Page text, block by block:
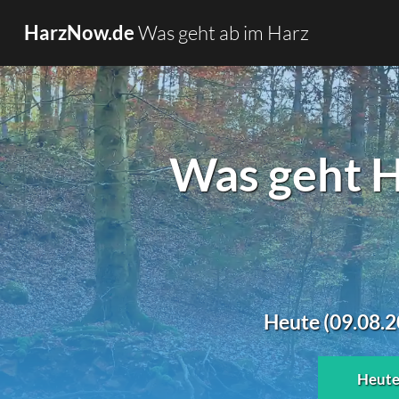
HarzNow.deWas geht ab im Harz
Was geht
Heute
Heute